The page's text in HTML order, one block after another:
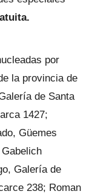
por
la provincia de
de Santa
1427;
Güemes
Galería de
238; Roman